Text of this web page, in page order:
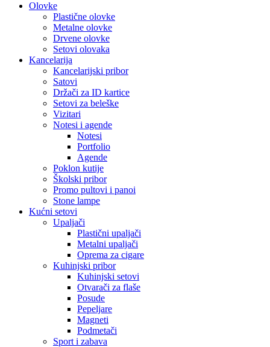
Olovke
Plastične olovke
Metalne olovke
Drvene olovke
Setovi olovaka
Kancelarija
Kancelarijski pribor
Satovi
Držači za ID kartice
Setovi za beleške
Vizitari
Notesi i agende
Notesi
Portfolio
Agende
Poklon kutije
Školski pribor
Promo pultovi i panoi
Stone lampe
Kućni setovi
Upaljači
Plastični upaljači
Metalni upaljači
Oprema za cigare
Kuhinjski pribor
Kuhinjski setovi
Otvarači za flaše
Posude
Pepeljare
Magneti
Podmetači
Sport i zabava